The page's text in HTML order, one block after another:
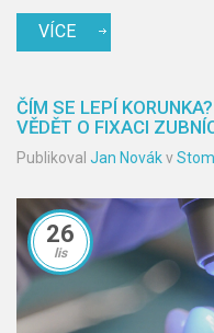
VÍCE
ČÍM SE LEPÍ
VĚDĚT O FIXACI
Publikoval Jan Novákv
26
lis